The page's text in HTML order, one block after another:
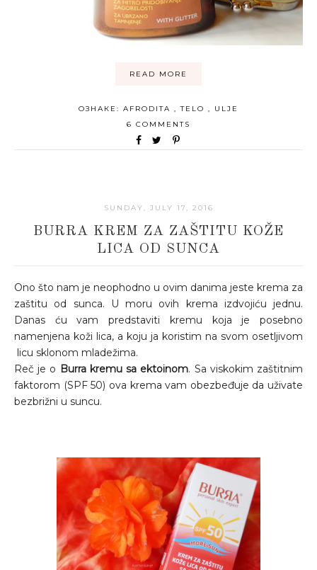
READ MORE
ОЗНАКЕ: AFRODITA ,TELO , ULJE
6 COMMENTS
SUNDAY, JULY 17, 2016
BURRA KREM ZA ZAŠTITU KOŽE
LICA OD SUNCA
Ono što nam je neophodno u ovim danima jeste krema za
zaštitu od sunca. U moru ovih krema izdvojiću jednu.
Danas ću vam predstaviti kremu koja je posebno
namenjena koži lica, a koju ja koristim na svom osetljivom
licu sklonom mladežima.
Reč je o Burra kremu sa ektoinom. Sa viskokim zaštitnim
faktorom (SPF 50) ova krema vam obezbeđuje da uživate
bezbrižni u suncu.